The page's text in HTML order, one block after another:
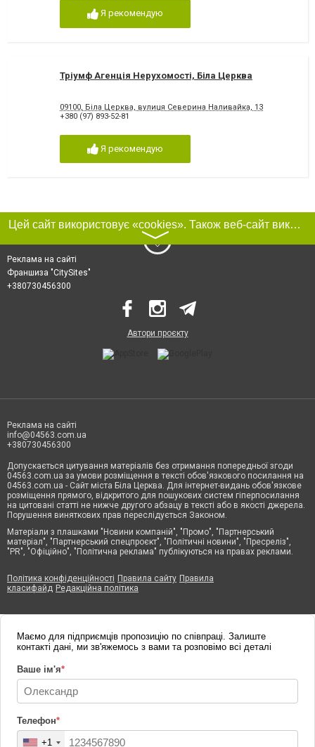
Я рекомендую
Тріумф Агенція Нерухомості, Біла Церква
09100, Біла Церква, вулиця Северина Наливайка, 13
+380 (97) 893-52-81
Я рекомендую
Цей сайт використовує «cookies». Також веб-сайт використовує інтернет-сервіс для збору технічних даних стосовно відвідувачів з метою отримання маркетингової та статистичної інформації. Умови обробки даних відвідувачів сайту див.
〉
Реклама на сайті
Франшиза "CitySites"
+380730456300
Автори проєкту
Реклама на сайті
info@04563.com.ua
+380730456300
Допускається цитування матеріалів без отримання попередньої згоди
04563.com.ua за умови розміщення в тексті обов'язкового посилання на
04563.com.ua - Сайт міста Біла Церква. Для інтернет-видань обов'язкове
розміщення прямого, відкритого для пошукових систем гіперпосилання
на цитовані статті не нижче другого абзацу в тексті або в якості джерела.
Порушення виняткових прав переслідується Законом.
Матеріали з плашками "Новини компаній", "Промо", "Партнерський
матеріал", "Партнерський спецпроєкт", "Політичні новини", "Пресреліз",
"PR", "Офіційно", "Політична реклама" публікуються на правах реклами.
Політика конфіденційності Правила сайту Правила
класифайд Редакційна політика
Маємо для підприємців пропозицію по співпраці. Залиште
контакті дані, ми зв'яжемось з вами та розповімо всі деталі
Ваше ім'я*
Телефон*
+1